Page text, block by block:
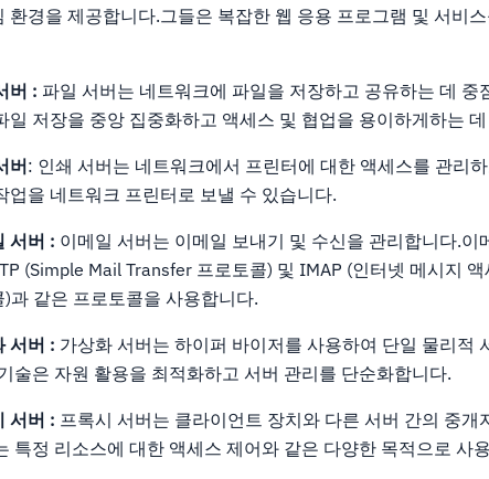
환경을 제공합니다.그들은 복잡한 웹 응용 프로그램 및 서비
버 : 파일 서버는 네트워크에 파일을 저장하고 공유하는 데 중
일 저장을 중앙 집중화하고 액세스 및 협업을 용이하게하는
버: 인쇄 서버는 네트워크에서 프린터에 대한 액세스를 관리
업을 네트워크 프린터로 보낼 수 있습니다.
서버 : 이메일 서버는 이메일 보내기 및 수신을 관리합니다.이
(Simple Mail Transfer 프로토콜) 및 IMAP (인터넷 메시지
)과 같은 프로토콜을 사용합니다.
서버 : 가상화 서버는 하이퍼 바이저를 사용하여 단일 물리적
술은 자원 활용을 최적화하고 서버 관리를 단순화합니다.
서버 : 프록시 서버는 클라이언트 장치와 다른 서버 간의 중
특정 리소스에 대한 액세스 제어와 같은 다양한 목적으로 사